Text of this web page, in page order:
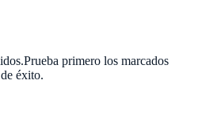
Prueba primero los marcados
éxito.